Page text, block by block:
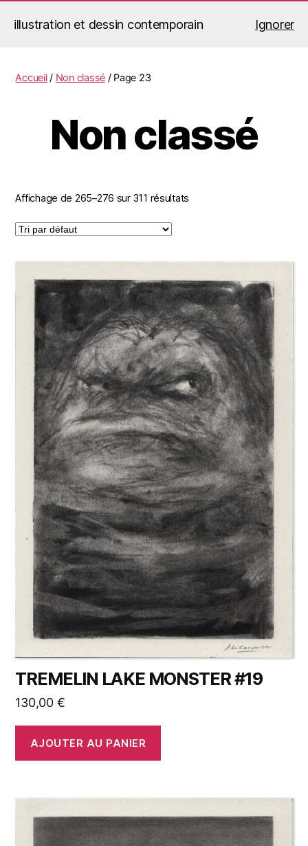
illustration et dessin contemporain Ignorer
Jérémy Le Corvaisier
Accueil/ Non classé / Page 23
Non classé
Affichage de 265–276 sur 311 résultats
TREMELIN LAKE MONSTER #19
130,00 €
AJOUTER AU PANIER